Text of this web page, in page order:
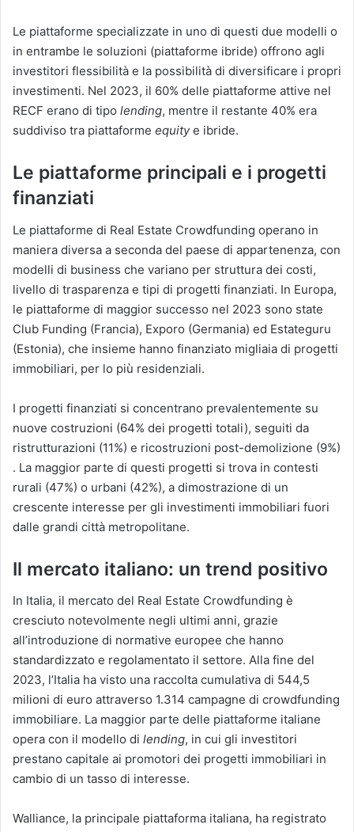
Le piattaforme specializzate in uno di questi due modelli o
in entrambe le soluzioni (piattaforme ibride) offrono agli
investitori flessibilità e la possibilità di diversificare i propri
investimenti. Nel 2023, il 60% delle piattaforme attive nel
RECF erano di tipo lending, mentre il restante 40% era
suddiviso tra piattaforme equitye ibride​.
Le piattaforme principali e i progetti
finanziati
Le piattaforme di Real Estate Crowdfunding operano in
maniera diversa a seconda del paese di appartenenza, con
modelli di business che variano per struttura dei costi,
livello di trasparenza e tipi di progetti finanziati. In Europa,
le piattaforme di maggior successo nel 2023 sono state
Club Funding (Francia), Exporo (Germania) ed Estateguru
(Estonia), che insieme hanno finanziato migliaia di progetti
immobiliari, per lo più residenziali​.
I progetti finanziati si concentrano prevalentemente su
nuove costruzioni (64% dei progetti totali), seguiti da
ristrutturazioni (11%) e ricostruzioni post-demolizione (9%)​
. La maggior parte di questi progetti si trova in contesti
rurali (47%) o urbani (42%), a dimostrazione di un
crescente interesse per gli investimenti immobiliari fuori
dalle grandi città metropolitane​.
Il mercato italiano: un trend positivo
In Italia, il mercato del Real Estate Crowdfunding è
cresciuto notevolmente negli ultimi anni, grazie
all’introduzione di normative europee che hanno
standardizzato e regolamentato il settore. Alla fine del
2023, l’Italia ha visto una raccolta cumulativa di 544,5
milioni di euro attraverso 1.314 campagne di crowdfunding
immobiliare​. La maggior parte delle piattaforme italiane
opera con il modello di lending, in cui gli investitori
prestano capitale ai promotori dei progetti immobiliari in
cambio di un tasso di interesse​.
Walliance, la principale piattaforma italiana, ha registrato